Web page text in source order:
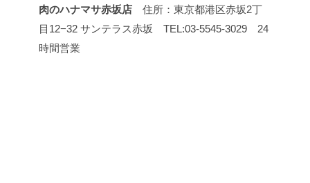
肉のハナマサ赤坂店 住所：東京都港区赤坂2丁
目12−32 サンテラス赤坂 TEL:03-5545-3029 24
時間営業